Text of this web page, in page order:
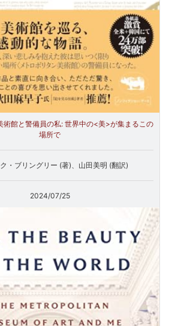
術館と警備員の私: 世界中の<美>が集まるこの
場所で
・ブリングリー (著)、山田美明 (翻訳)
2024/07/25